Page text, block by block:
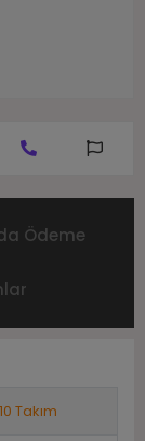
Ödeme
Takım